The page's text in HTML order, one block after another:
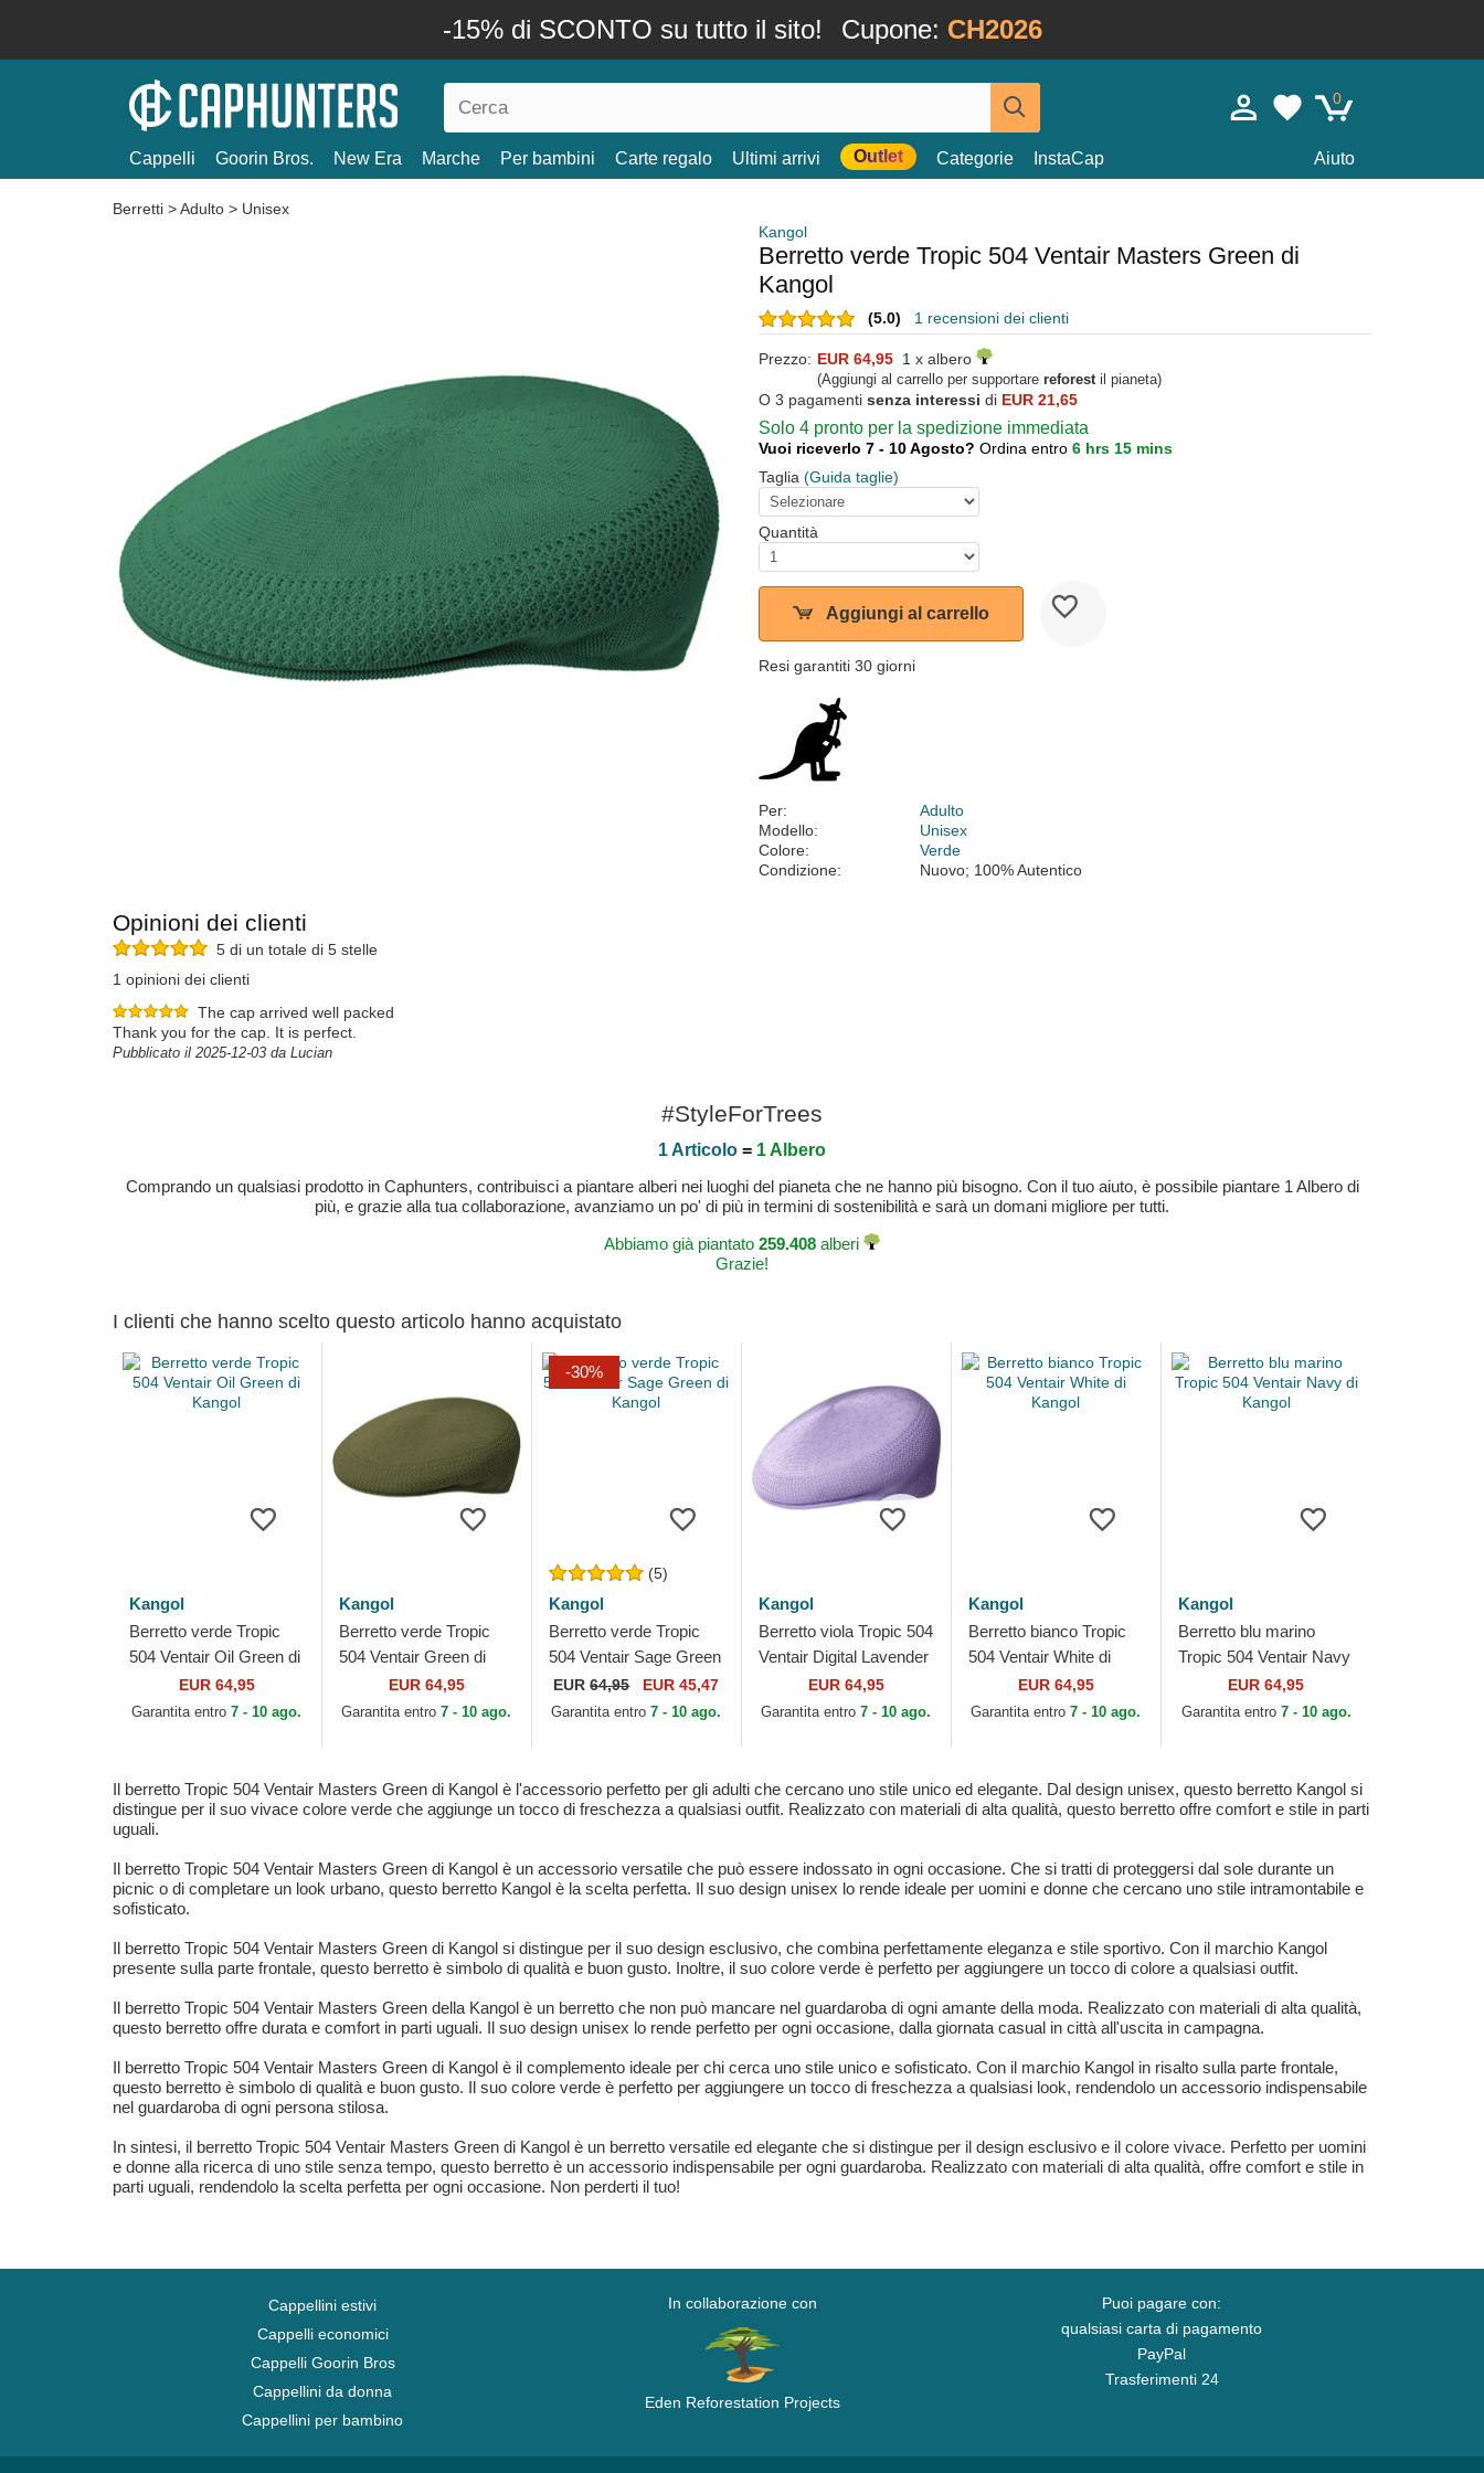
-15% di SCONTO su tutto il sito! Cupone: CH2026
0
Cappelli Goorin Bros. New Era Marche Per bambini Carte regalo Ultimi arrivi Outlet Categorie InstaCap Aiuto
Berretti >Adulto > Unisex
Kangol
Berretto verde Tropic 504 Ventair Masters Green di
Kangol
(5.0) 1 recensioni dei clienti
Prezzo: EUR 64,95 1 x albero
(Aggiungi al carrello per supportare reforestil pianeta)
O 3 pagamenti senza interessi di EUR 21,65
Solo 4 pronto per la spedizione immediata
Vuoi riceverlo 7 - 10 Agosto? Ordina entro 6 hrs 15 mins
Taglia (Guida taglie)
Quantità
Aggiungi al carrello
Resi garantiti 30 giorni
Per:
Adulto
Modello:
Unisex
Colore:
Verde
Condizione:
Nuovo; 100% Autentico
Opinioni dei clienti
5 di un totale di 5 stelle
1 opinioni dei clienti
The cap arrived well packed
Thank you for the cap. It is perfect.
Pubblicato il 2025-12-03 da Lucian
#StyleForTrees
1 Articolo = 1 Albero
Comprando un qualsiasi prodotto in Caphunters, contribuisci a piantare alberi nei luoghi del pianeta che ne hanno più bisogno. Con il tuo aiuto, è possibile piantare 1 Albero di
più, e grazie alla tua collaborazione, avanziamo un po' di più in termini di sostenibilità e sarà un domani migliore per tutti.
Abbiamo già piantato 259.408 alberi
Grazie!
I clienti che hanno scelto questo articolo hanno acquistato
Kangol
Berretto verde Tropic
504 Ventair Oil Green di
EUR 64,95
Garantita entro7 - 10 ago.
Kangol
Berretto verde Tropic
504 Ventair Green di
EUR 64,95
Garantita entro7 - 10 ago.
-30%
(5)
Kangol
Berretto verde Tropic
504 Ventair Sage Green
di Kangol
EUR64,95 EUR 45,47
Garantita entro7 - 10 ago.
Kangol
Berretto viola Tropic 504
Ventair Digital Lavender
di KangolEUR 64,95
Garantita entro7 - 10 ago.
Kangol
Berretto bianco Tropic
504 Ventair White di
EUR 64,95
Garantita entro7 - 10 ago.
Kangol
Berretto blu marino
Tropic 504 Ventair Navy
di KangolEUR 64,95
Garantita entro 7 - 10 ago.
Il berretto Tropic 504 Ventair Masters Green di Kangol è l'accessorio perfetto per gli adulti che cercano uno stile unico ed elegante. Dal design unisex, questo berretto Kangol si
distingue per il suo vivace colore verde che aggiunge un tocco di freschezza a qualsiasi outfit. Realizzato con materiali di alta qualità, questo berretto offre comfort e stile in parti
uguali.
Il berretto Tropic 504 Ventair Masters Green di Kangol è un accessorio versatile che può essere indossato in ogni occasione. Che si tratti di proteggersi dal sole durante un
picnic o di completare un look urbano, questo berretto Kangol è la scelta perfetta. Il suo design unisex lo rende ideale per uomini e donne che cercano uno stile intramontabile e
sofisticato.
Il berretto Tropic 504 Ventair Masters Green di Kangol si distingue per il suo design esclusivo, che combina perfettamente eleganza e stile sportivo. Con il marchio Kangol
presente sulla parte frontale, questo berretto è simbolo di qualità e buon gusto. Inoltre, il suo colore verde è perfetto per aggiungere un tocco di colore a qualsiasi outfit.
Il berretto Tropic 504 Ventair Masters Green della Kangol è un berretto che non può mancare nel guardaroba di ogni amante della moda. Realizzato con materiali di alta qualità,
questo berretto offre durata e comfort in parti uguali. Il suo design unisex lo rende perfetto per ogni occasione, dalla giornata casual in città all'uscita in campagna.
Il berretto Tropic 504 Ventair Masters Green di Kangol è il complemento ideale per chi cerca uno stile unico e sofisticato. Con il marchio Kangol in risalto sulla parte frontale,
questo berretto è simbolo di qualità e buon gusto. Il suo colore verde è perfetto per aggiungere un tocco di freschezza a qualsiasi look, rendendolo un accessorio indispensabile
nel guardaroba di ogni persona stilosa.
In sintesi, il berretto Tropic 504 Ventair Masters Green di Kangol è un berretto versatile ed elegante che si distingue per il design esclusivo e il colore vivace. Perfetto per uomini
e donne alla ricerca di uno stile senza tempo, questo berretto è un accessorio indispensabile per ogni guardaroba. Realizzato con materiali di alta qualità, offre comfort e stile in
parti uguali, rendendolo la scelta perfetta per ogni occasione. Non perderti il tuo!
Cappellini estivi
Cappelli economici
Cappelli Goorin Bros
Cappellini da donna
Cappellini per bambino
In collaborazione con
Eden Reforestation Projects
Puoi pagare con:
qualsiasi carta di pagamento
PayPal
Trasferimenti 24